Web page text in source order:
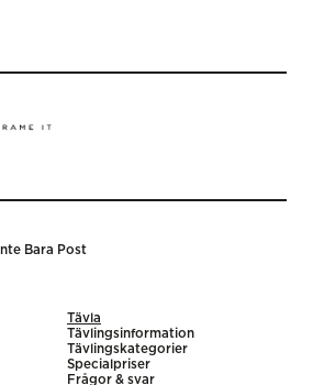
Inte Bara Post
Tävla
Tävlingsinformation
Tävlingskategorier
Specialpriser
Frågor & svar